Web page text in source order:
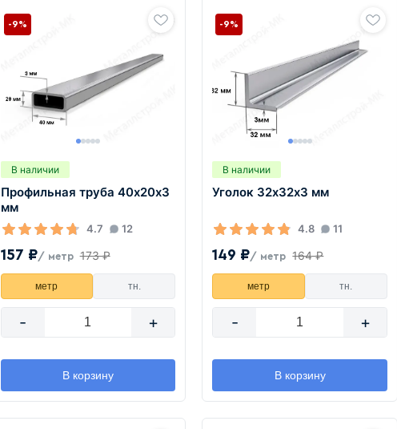
В наличии
Профильная труба 40х20х3
мм
4.7 12
157 ₽/ метр 173 ₽
-9%
метр тн.
- +
В корзину
В наличии
Уголок 32х32х3 мм
4.8 11
149 ₽/ метр 164 ₽
-9%
метр тн.
- +
В корзину